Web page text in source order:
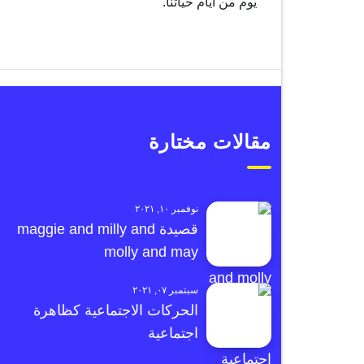
مقالات مختارة
نوفمبر ١٠, ٢٠٢١
قصيدة maggie and milly and
molly and may
سبتمبر ٠٧, ٢٠٢١
الحركات الاجتماعية كظاهرة
اجتماعية